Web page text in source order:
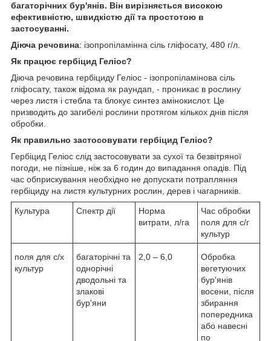
багаторічних бур'янів. Він вирізняється високою
ефективністю, швидкістю дії та простотою в
застосуванні.
Діюча речовина: ізопропіламінна сіль гліфосату, 480 г/л.
Як працює гербіцид Геліос?
Діюча речовина гербіциду Геліос - ізопропіламінова сіль
гліфосату, також відома як раундап, - проникає в рослину
через листя і стебла та блокує синтез амінокислот. Це
призводить до загибелі рослини протягом кількох днів після
обробки.
Як правильно застосовувати гербіцид Геліос?
Гербіцид Геліос слід застосовувати за сухої та безвітряної
погоди, не пізніше, ніж за 6 годин до випадання опадів. Під
час обприскування необхідно не допускати потрапляння
гербіциду на листя культурних рослин, дерев і чагарників.
Культура Спектр дії
Норма
витрати, л/га
Час обробки
поля для с/г
культур
поля для с/х
культур
багаторічні та
однорічні
дводольні та
злакові
бур'яни
2,0 – 6,0
Обробка
вегетуючих
бур'янів
восени, після
збирання
попередника
або навесні
по